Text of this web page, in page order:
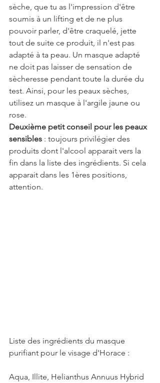
sèche, que tu as l'impression d'être
soumis à un lifting et de ne plus
pouvoir parler, d'être craquelé, jette
tout de suite ce produit, il n'est pas
adapté à ta peau. Un masque adapté
ne doit pas laisser de sensation de
sècheresse pendant toute la durée du
test. Ainsi, pour les peaux sèches,
utilisez un masque à l'argile jaune ou
rose.
Deuxième petit conseil pour les peaux
sensibles : toujours privilégier des
produits dont l'alcool apparait vers la
fin dans la liste des ingrédients. Si cela
apparait dans les 1ères positions,
attention.
Liste des ingrédients du masque
purifiant pour le visage d'Horace :
Aqua, Illite, Helianthus Annuus Hybrid